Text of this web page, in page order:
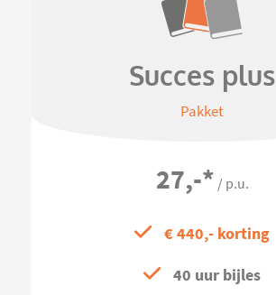
Succes plus
Pakket
27,-* / p.u.
€ 440,- korting
40 uur bijles